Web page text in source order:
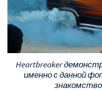
Heartbreaker
именно с данной